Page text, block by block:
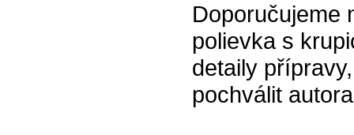
Doporučujeme
polievka s
detaily
pochválit